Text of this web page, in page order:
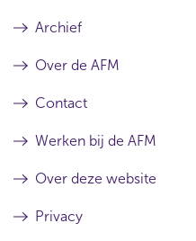
Archief
Over de AFM
Contact
Werken bij de AFM
Over deze website
Privacy